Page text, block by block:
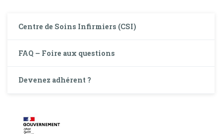
Centre de Soins Infirmiers (CSI)
FAQ – Foire aux questions
Devenez adhérent ?